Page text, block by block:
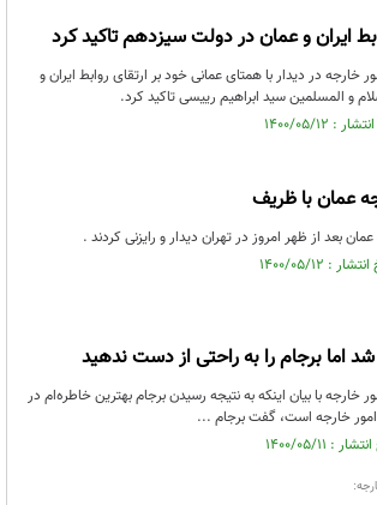
ایران و عمان در دولت سیزدهم تاکید کرد
در دیدار با همتای عمانی خود بر ارتقای روابط ایران و
و المسلمین سید ابراهیم رییسی تاکید کرد.
عمان با ظریف
بعد از ظهر امروز در تهران دیدار و رایزنی کردند .
اما برجام را به راحتی از دست ندهید
با بیان اینکه به نتیجه رسیدن برجام بهترین خاطره‌ام در
خارجه است، گفت برجام ...